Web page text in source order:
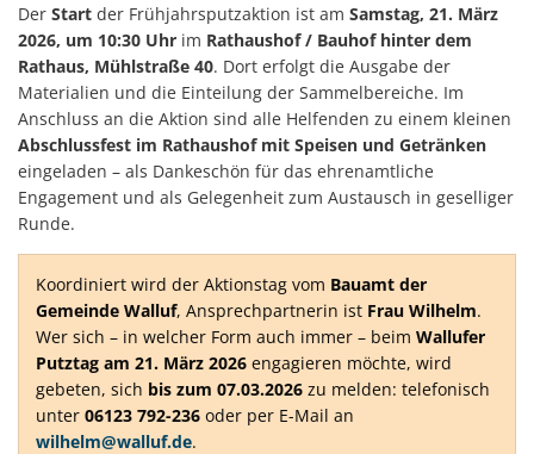
Der Start der Frühjahrsputzaktion ist am Samstag, 21. März
2026, um 10:30 Uhr im Rathaushof / Bauhof hinter dem
Rathaus, Mühlstraße 40. Dort erfolgt die Ausgabe der
Materialien und die Einteilung der Sammelbereiche. Im
Anschluss an die Aktion sind alle Helfenden zu einem kleinen
Abschlussfest im Rathaushof mit Speisen und Getränken
eingeladen – als Dankeschön für das ehrenamtliche
Engagement und als Gelegenheit zum Austausch in geselliger
Runde.
Koordiniert wird der Aktionstag vom Bauamt der
Gemeinde Walluf, Ansprechpartnerin ist Frau Wilhelm.
Wer sich – in welcher Form auch immer – beim Wallufer
Putztag am 21. März 2026 engagieren möchte, wird
gebeten, sich bis zum 07.03.2026 zu melden: telefonisch
unter 06123 792-236 oder per E-Mail an
wilhelm@walluf.de.